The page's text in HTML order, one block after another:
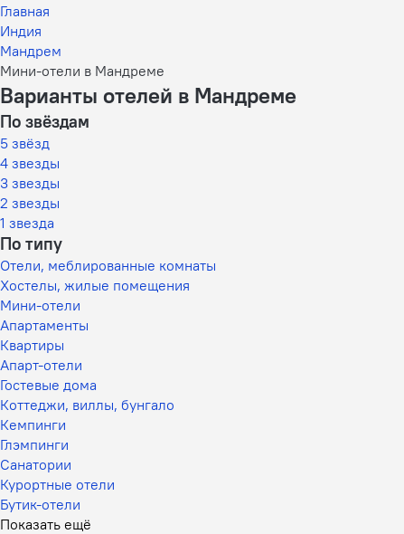
Главная
Индия
Мандрем
Мини-отели в Мандреме
Варианты отелей в Мандреме
По звёздам
5 звёзд
4 звезды
3 звезды
2 звезды
1 звезда
По типу
Отели, меблированные комнаты
Хостелы, жилые помещения
Мини-отели
Апартаменты
Квартиры
Апарт-отели
Гостевые дома
Коттеджи, виллы, бунгало
Кемпинги
Глэмпинги
Санатории
Курортные отели
Бутик-отели
Показать ещё